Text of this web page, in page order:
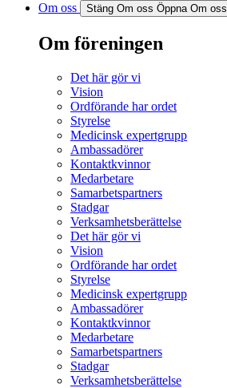
Om oss Stäng Om oss Öppna Om oss
Om föreningen
Det här gör vi
Vision
Ordförande har ordet
Styrelse
Medicinsk expertgrupp
Ambassadörer
Kontaktkvinnor
Medarbetare
Samarbetspartners
Stadgar
Verksamhetsberättelse
Det här gör vi
Vision
Ordförande har ordet
Styrelse
Medicinsk expertgrupp
Ambassadörer
Kontaktkvinnor
Medarbetare
Samarbetspartners
Stadgar
Verksamhetsberättelse